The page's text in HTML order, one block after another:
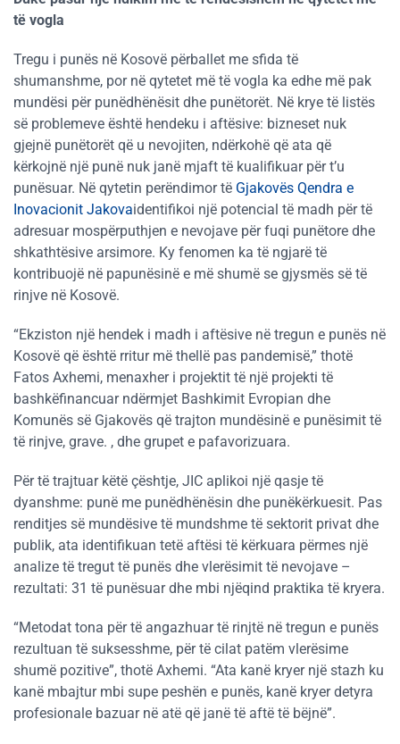
të vogla
Tregu i punës në Kosovë përballet me sfida të
shumanshme, por në qytetet më të vogla ka edhe më pak
mundësi për punëdhënësit dhe punëtorët. Në krye të listës
së problemeve është hendeku i aftësive: bizneset nuk
gjejnë punëtorët që u nevojiten, ndërkohë që ata që
kërkojnë një punë nuk janë mjaft të kualifikuar për t’u
punësuar. Në qytetin perëndimor të Gjakovës Qendra e
Inovacionit Jakovaidentifikoi një potencial të madh për të
adresuar mospërputhjen e nevojave për fuqi punëtore dhe
shkathtësive arsimore. Ky fenomen ka të ngjarë të
kontribuojë në papunësinë e më shumë se gjysmës së të
rinjve në Kosovë.
“Ekziston një hendek i madh i aftësive në tregun e punës në
Kosovë që është rritur më thellë pas pandemisë,” thotë
Fatos Axhemi, menaxher i projektit të një projekti të
bashkëfinancuar ndërmjet Bashkimit Evropian dhe
Komunës së Gjakovës që trajton mundësinë e punësimit të
të rinjve, grave. , dhe grupet e pafavorizuara.
Për të trajtuar këtë çështje, JIC aplikoi një qasje të
dyanshme: punë me punëdhënësin dhe punëkërkuesit. Pas
renditjes së mundësive të mundshme të sektorit privat dhe
publik, ata identifikuan tetë aftësi të kërkuara përmes një
analize të tregut të punës dhe vlerësimit të nevojave –
rezultati: 31 të punësuar dhe mbi njëqind praktika të kryera.
“Metodat tona për të angazhuar të rinjtë në tregun e punës
rezultuan të suksesshme, për të cilat patëm vlerësime
shumë pozitive”, thotë Axhemi. “Ata kanë kryer një stazh ku
kanë mbajtur mbi supe peshën e punës, kanë kryer detyra
profesionale bazuar në atë që janë të aftë të bëjnë”.